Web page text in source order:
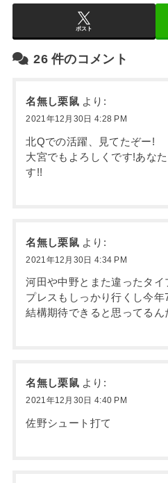
ポスト
26件のコメント
名無し栗鼠 より:
2021年12月30日 4:28 PM
北Qでの活躍、見てたぞー!
大宮でもよろしくです!あな
す!!
名無し栗鼠 より:
2021年12月30日 4:34 PM
河田や中野とまた違ったタイ
プレスもしっかり行くし今年
結構期待できると思ってるん
名無し栗鼠 より:
2021年12月30日 4:40 PM
佐野シュート打て